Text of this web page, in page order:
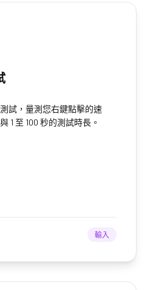
試，量測您右鍵點擊的速
1 至 100 秒的測試時長。
輸入